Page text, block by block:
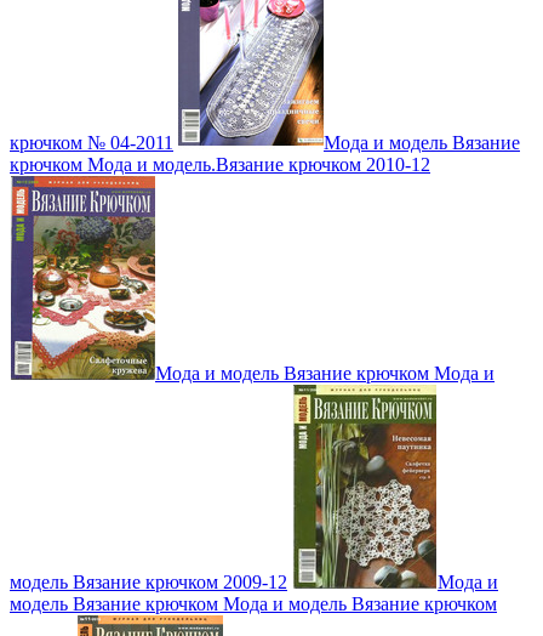
крючком № 04-2011
Мода и модель Вязание
крючком Мода и модель.Вязание крючком 2010-12
Мода и модель Вязание крючком Мода и
модель Вязание крючком 2009-12
Мода и
модель Вязание крючком Мода и модель Вязание крючком